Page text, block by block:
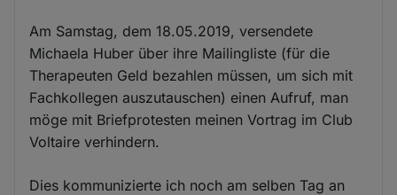
Am Samstag, dem 18.05.2019, versendete
Michaela Huber über ihre Mailingliste (für die
Therapeuten Geld bezahlen müssen, um sich mit
Fachkollegen auszutauschen) einen Aufruf, man
möge mit Briefprotesten meinen Vortrag im Club
Voltaire verhindern.
Dies kommunizierte ich noch am selben Tag an